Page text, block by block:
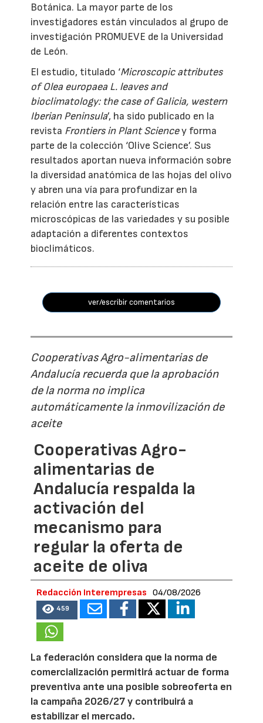
Botánica. La mayor parte de los
investigadores están vinculados al grupo de
investigación PROMUEVE de la Universidad
de León.
El estudio, titulado ‘Microscopic attributes
of Olea europaea L. leaves and
bioclimatology: the case of Galicia, western
Iberian Peninsula’, ha sido publicado en la
revista Frontiers in Plant Sciencey forma
parte de la colección ‘Olive Science’. Sus
resultados aportan nueva información sobre
la diversidad anatómica de las hojas del olivo
y abren una vía para profundizar en la
relación entre las características
microscópicas de las variedades y su posible
adaptación a diferentes contextos
bioclimáticos.
ver/escribir comentarios
Cooperativas Agro-alimentarias de
Andalucía recuerda que la aprobación
de la norma no implica
automáticamente la inmovilización de
aceite
Cooperativas Agro-
alimentarias de
Andalucía respalda la
activación del
mecanismo para
regular la oferta de
aceite de oliva
Redacción Interempresas 04/08/2026
459
La federación considera que la norma de
comercialización permitirá actuar de forma
preventiva ante una posible sobreoferta en
la campaña 2026/27 y contribuirá a
estabilizar el mercado.